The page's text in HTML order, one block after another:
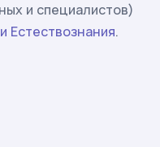
и специалистов)
Естествознания.